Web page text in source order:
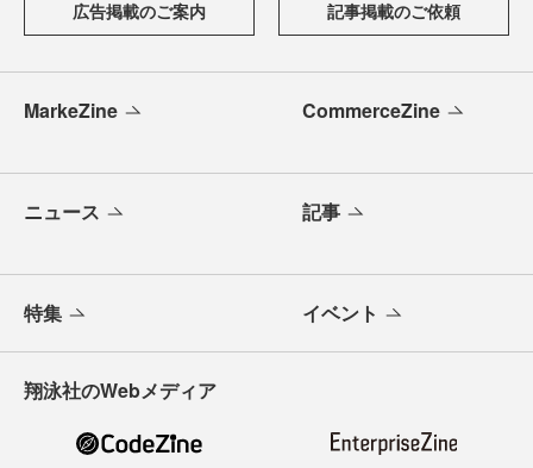
広告掲載のご案内 記事掲載のご依頼
MarkeZine CommerceZine
ニュース 記事
特集 イベント
翔泳社のWebメディア